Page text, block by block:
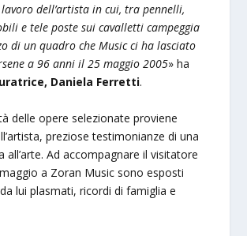
dell’artista in cui, tra pennelli,
e tele poste sui cavalletti campeggia
di un quadro che Music ci ha lasciato
a 96 anni il 25 maggio 2005» ha
Daniela Ferretti.
delle opere selezionate proviene
preziose testimonianze di una
all’arte. Ad accompagnare il visitatore
a Zoran Music sono esposti
lui plasmati, ricordi di famiglia e